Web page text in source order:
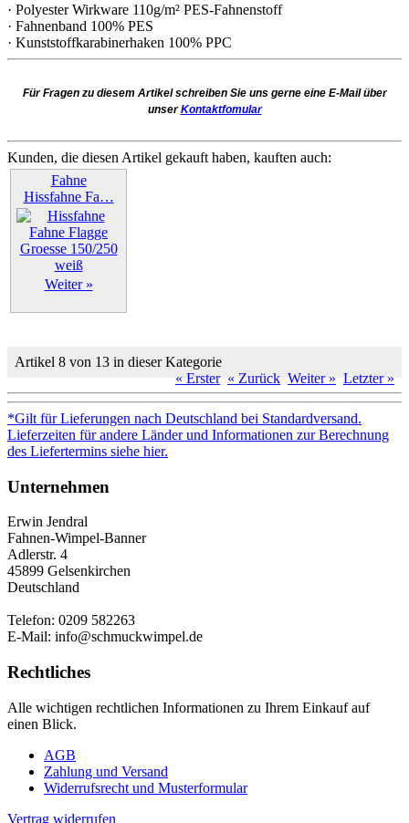
· Polyester Wirkware 110g/m² PES-Fahnenstoff
· Fahnenband 100% PES
· Kunststoffkarabinerhaken 100% PPC
Für Fragen zu diesem Artikel schreiben Sie uns gerne eine E-Mail über
unserKontaktfomular
Kunden, die diesen Artikel gekauft haben, kauften auch:
Fahne
Hissfahne Fa…
Weiter »
Artikel 8 von 13 in dieser Kategorie
« Erster « Zurück Weiter » Letzter »
*Gilt für Lieferungen nach Deutschland bei Standardversand.
Lieferzeiten für andere Länder und Informationen zur Berechnung
des Liefertermins siehe hier.
Unternehmen
Erwin Jendral
Fahnen-Wimpel-Banner
Adlerstr. 4
45899 Gelsenkirchen
Deutschland
Telefon: 0209 582263
E-Mail: info@schmuckwimpel.de
Rechtliches
Alle wichtigen rechtlichen Informationen zu Ihrem Einkauf auf
einen Blick.
AGB
Zahlung und Versand
Widerrufsrecht und Musterformular
Vertrag widerrufen